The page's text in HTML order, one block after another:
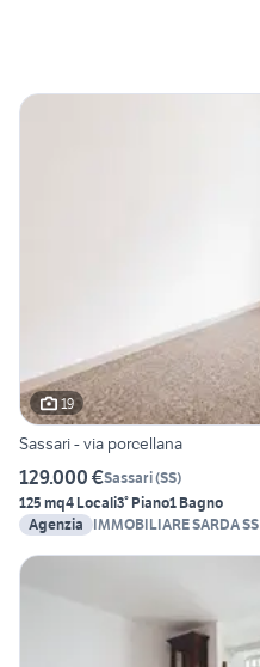
19
Sassari - via porcellana
129.000 €Sassari(SS)
125 mq4 Locali3° Piano1 Bagno
Agenzia
IMMOBILIARE SARDA SS